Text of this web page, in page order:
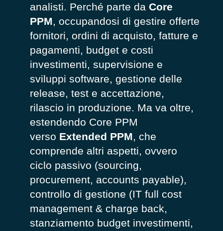
analisti. Perché parte da Core
PPM, occupandosi di gestire offerte
fornitori, ordini di acquisto, fatture e
pagamenti, budget e costi
investimenti, supervisione e
sviluppi software, gestione delle
release, test e accettazione,
rilascio in produzione. Ma va oltre,
estendendo Core PPM
verso Extended PPM, che
comprende altri aspetti, ovvero
ciclo passivo (sourcing,
procurement, accounts payable),
controllo di gestione (IT full cost
management & charge back,
stanziamento budget investimenti,